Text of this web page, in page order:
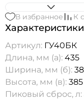
В избранное К
Характеристики
Артикул: ГУ40БК
Длина, мм (а): 435
Ширина, мм (б):
Высота, мм (в): 385
Пиковый сброс, л: